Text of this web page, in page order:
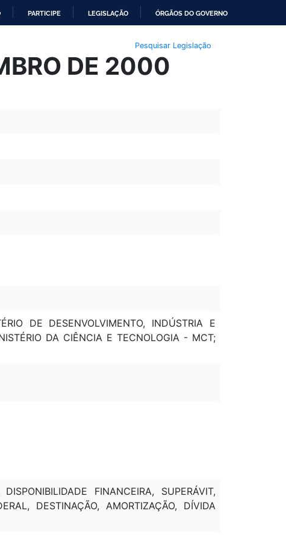
PARTICIPE LEGISLAÇÃO ÓRGÃOS DO GOVERNO
Pesquisar Legislação
DE 2000
DE DESENVOLVIMENTO, INDÚSTRIA E
DA CIÊNCIA E TECNOLOGIA - MCT;
FINANCEIRA, SUPERÁVIT,
DESTINAÇÃO, AMORTIZAÇÃO, DÍVIDA